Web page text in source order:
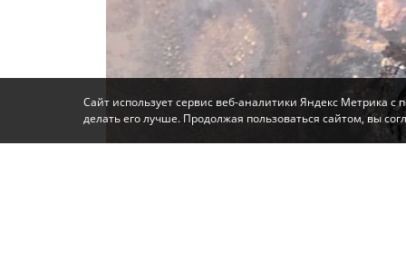
Сайт использует сервис веб-аналитики Яндекс Метрика
делать его лучше. Продолжая пользоваться сайтом, вы